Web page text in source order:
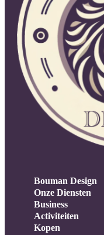
Bouman Design
Onze Diensten
Business
Activiteiten
Kopen